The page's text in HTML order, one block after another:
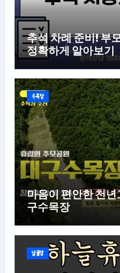
추석 차례 준비! 부
정확하게 알아보기
수목장
마음이 편안한 천년
구수목장
납골당